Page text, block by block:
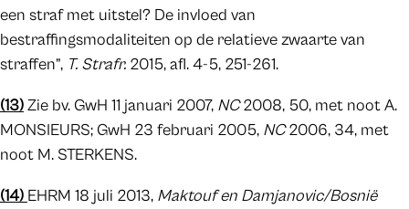
een straf met uitstel? De invloed van
bestraffingsmodaliteiten op de relatieve zwaarte van
straffen”, T. Strafr. 2015, afl. 4-5, 251-261.
(13)Zie bv. GwH 11 januari 2007, NC2008, 50, met noot A.
MONSIEURS; GwH 23 februari 2005, NC2006, 34, met
noot M. STERKENS.
(14) EHRM 18 juli 2013, Maktouf en Damjanovic/Bosnië